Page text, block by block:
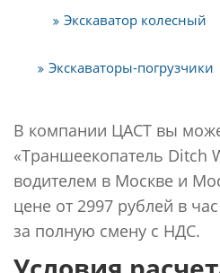
Экскаватор колесный
Экскаваторы-погрузчики
В компании ЦАСТ вы
«Траншеекопатель Ditch
водителем в Москве и
цене от 2997 рублей в
за полную смену с НДС.